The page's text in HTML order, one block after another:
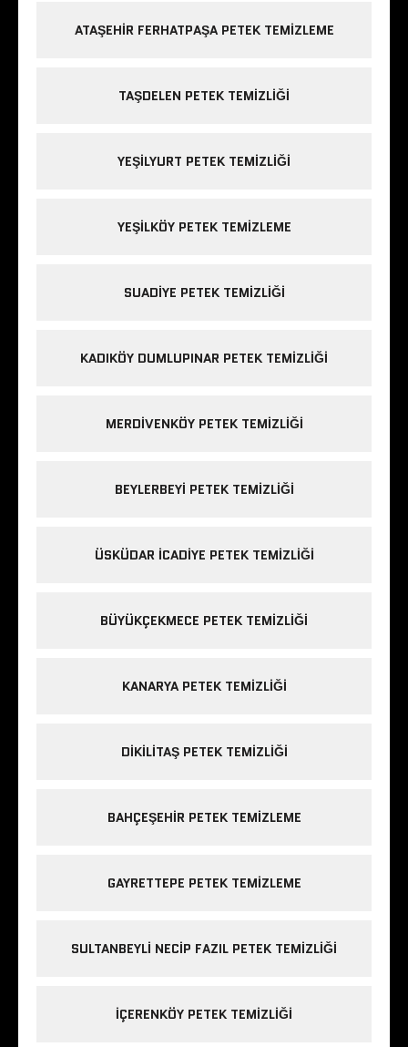
ATAŞEHIR FERHATPAŞA PETEK TEMIZLEME
TAŞDELEN PETEK TEMIZLIĞI
YEŞILYURT PETEK TEMIZLIĞI
YEŞILKÖY PETEK TEMIZLEME
SUADIYE PETEK TEMIZLIĞI
KADIKÖY DUMLUPINAR PETEK TEMIZLIĞI
MERDIVENKÖY PETEK TEMIZLIĞI
BEYLERBEYI PETEK TEMIZLIĞI
ÜSKÜDAR ICADIYE PETEK TEMIZLIĞI
BÜYÜKÇEKMECE PETEK TEMIZLIĞI
KANARYA PETEK TEMIZLIĞI
DIKILITAŞ PETEK TEMIZLIĞI
BAHÇEŞEHIR PETEK TEMIZLEME
GAYRETTEPE PETEK TEMIZLEME
SULTANBEYLI NECIP FAZIL PETEK TEMIZLIĞI
IÇERENKÖY PETEK TEMIZLIĞI